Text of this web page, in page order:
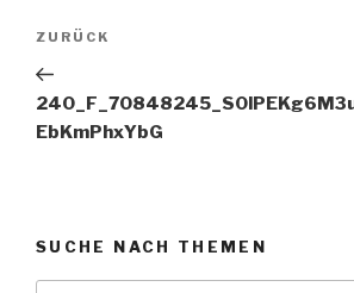
Beitragsnavigation
Vorheriger
Beitrag
ZURÜCK
EbKmPhxYbG
SUCHE NACH THEMEN